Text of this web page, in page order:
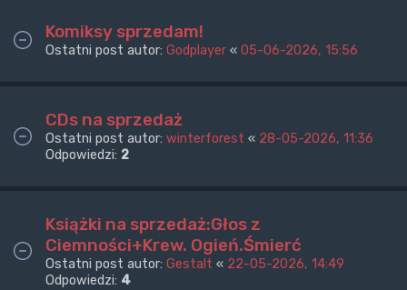
Komiksy sprzedam!
Ostatni post autor: Godplayer « 05-06-2026, 15:56
CDs na sprzedaż
Ostatni post autor: winterforest « 28-05-2026, 11:36
Odpowiedzi: 2
Książki na sprzedaż:Głos z
Ciemności+Krew. Ogień.Śmierć
Ostatni post autor: Gestalt « 22-05-2026, 14:49
Odpowiedzi: 4